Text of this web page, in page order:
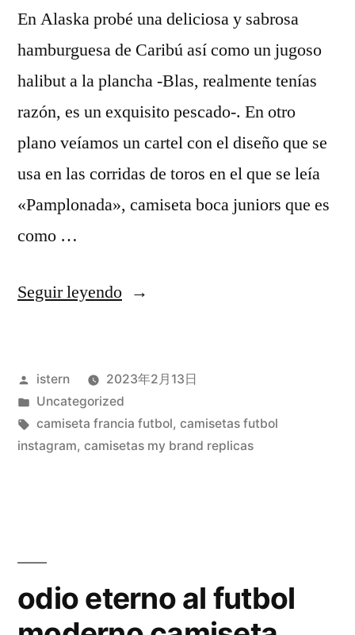
En Alaska probé una deliciosa y sabrosa
hamburguesa de Caribú así como un jugoso
halibut a la plancha -Blas, realmente tenías
razón, es un exquisito pescado-. En otro
plano veíamos un cartel con el diseño que se
usa en las corridas de toros en el que se leía
«Pamplonada», camiseta boca juniors que es
como …
Seguir leyendo«mujeres
camisetas
de
futbol»
Publicado
por
istern
2023年2月13日
Publicado
en
Uncategorized
Etiquetas:
camiseta francia futbol, camisetas futbol
instagram, camisetas my brand replicas
odio eterno al futbol